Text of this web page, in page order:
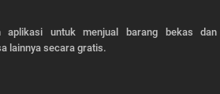
aplikasi untuk menjual barang bekas dan
lainnya secara gratis.